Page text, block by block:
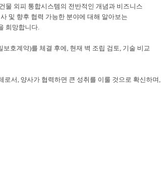
물 외피 통합시스템의 전반적인 개념과 비즈니스
및 향후 협력 가능한 분야에 대해 알아보는
희망합니다.
보호계약)를 체결 후에, 현재 벽 조립 검토, 기술 비교
로서, 양사가 협력하면 큰 성취를 이룰 것으로 확신하며,